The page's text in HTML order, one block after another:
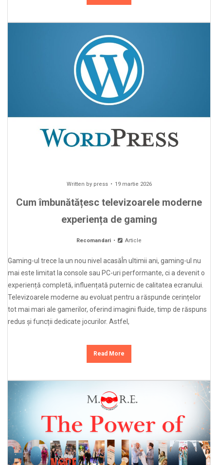
Written by press 19 martie 2026
Cum îmbunătățesc televizoarele moderne
experiența de gaming
Recomandari Article
Gaming-ul trece la un nou nivel acasăÎn ultimii ani, gaming-ul nu
mai este limitat la console sau PC-uri performante, ci a devenit o
experiență completă, influențată puternic de calitatea ecranului.
Televizoarele moderne au evoluat pentru a răspunde cerințelor
tot mai mari ale gamerilor, oferind imagini fluide, timp de răspuns
redus și funcții dedicate jocurilor. Astfel,
Read More